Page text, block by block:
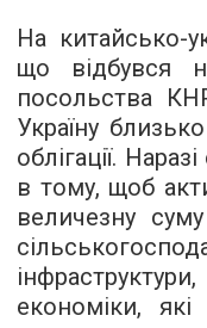
На китайсько-
що відбувся
посольства
Україну
облігації.
в тому, щоб
величезну
економіки,